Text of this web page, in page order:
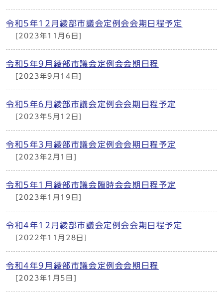
令和5年12月綾部市議会定例会会期日程予定
[2023年11月6日]
令和5年9月綾部市議会定例会会期日程
[2023年9月14日]
令和5年6月綾部市議会定例会会期日程予定
[2023年5月12日]
令和5年3月綾部市議会定例会会期日程予定
[2023年2月1日]
令和5年1月綾部市議会臨時会会期日程予定
[2023年1月19日]
令和4年12月綾部市議会定例会会期日程予定
[2022年11月28日]
令和4年9月綾部市議会定例会会期日程
[2023年1月5日]